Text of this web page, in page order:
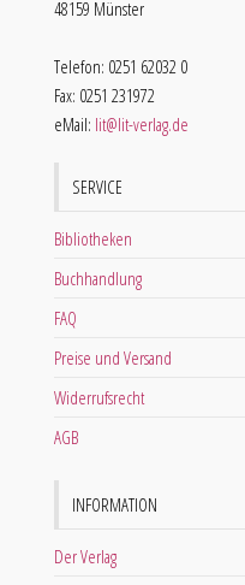
48159 Münster
Telefon: 0251 62032 0
Fax: 0251 231972
eMail: lit@lit-verlag.de
SERVICE
Bibliotheken
Buchhandlung
FAQ
Preise und Versand
Widerrufsrecht
AGB
INFORMATION
Der Verlag